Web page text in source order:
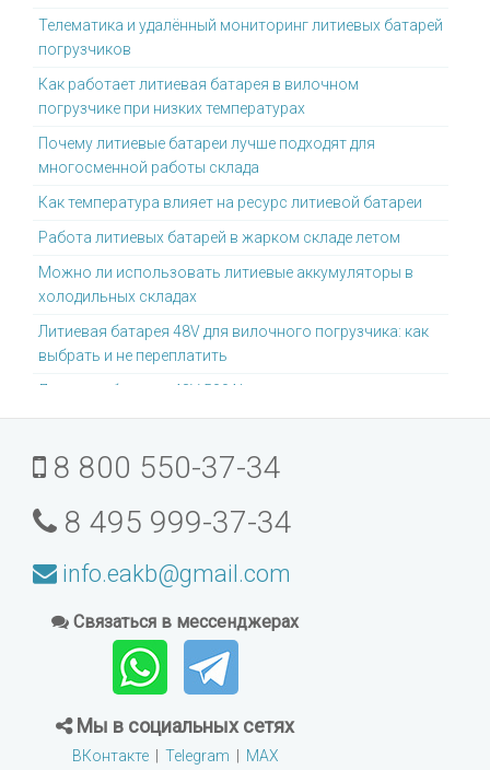
Телематика и удалённый мониторинг литиевых батарей
погрузчиков
Как работает литиевая батарея в вилочном
погрузчике при низких температурах
Почему литиевые батареи лучше подходят для
многосменной работы склада
Как температура влияет на ресурс литиевой батареи
Работа литиевых батарей в жарком складе летом
Можно ли использовать литиевые аккумуляторы в
холодильных складах
Литиевая батарея 48V для вилочного погрузчика: как
выбрать и не переплатить
Литиевая батарея 48V 500Ah: для каких задач она
подходит
учитывать
Почему литиевые батареи не требуют отдельной
зарядной комнаты
Можно ли модернизировать старый погрузчик под
литиевую батарею
Как выбрать литиевую батарею для интенсивного
Какой тип литиевой батареи лучше для складской
8 800 550-37-34
8 495 999-37-34
info.eakb@gmail.com
Связаться в мессенджерах
Мы в социальных сетях
ВКонтакте| Telegram MAX